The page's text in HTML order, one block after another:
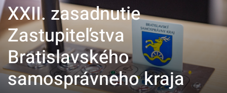
XXII. zasadnutie
Zastupiteľstva
Bratislavského
samosprávneho kraja